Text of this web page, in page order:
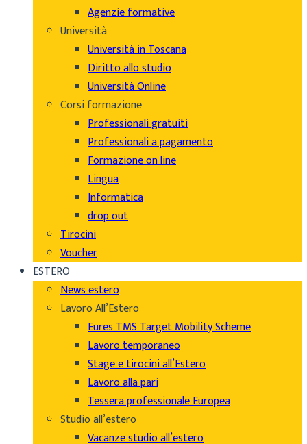
Agenzie formative
Università
Università in Toscana
Diritto allo studio
Università Online
Corsi formazione
Professionali gratuiti
Professionali a pagamento
Formazione on line
Lingua
Informatica
drop out
Tirocini
Voucher
ESTERO
News estero
Lavoro All’Estero
Eures TMS Target Mobility Scheme
Lavoro temporaneo
Stage e tirocini all’Estero
Lavoro alla pari
Tessera professionale Europea
Studio all’estero
Vacanze studio all’estero